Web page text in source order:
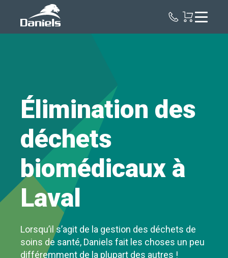
Élimination des
déchets
biomédicaux à
Laval
Lorsqu’il s’agit de la gestion des déchets de
soins de santé, Daniels fait les choses un peu
différemment de la plupart des autres !